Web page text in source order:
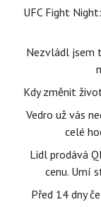
UFC Fight
Nezvládl jsem
Kdy změnit
Vedro už vás
celé
Lidl prodává
cenu. Umí
Před 14 dny